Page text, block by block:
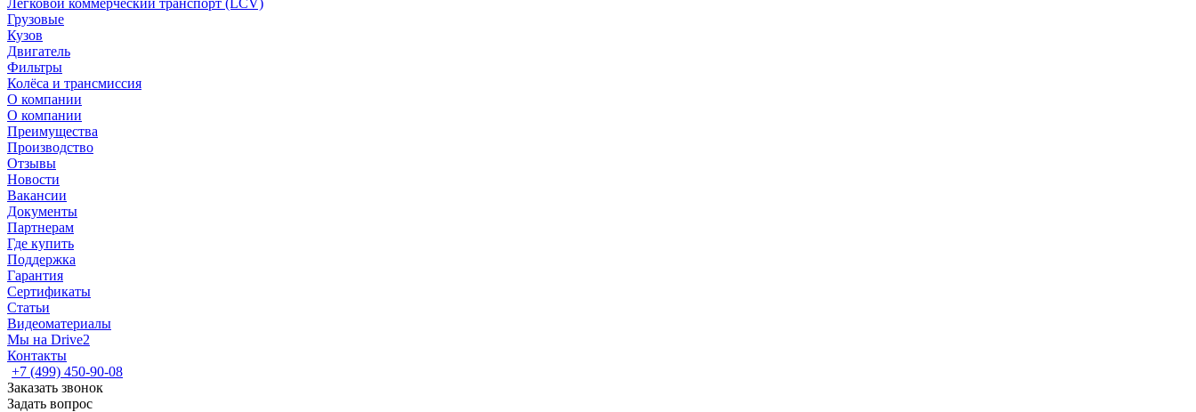
Легковой коммерческий транспорт (LCV)
Грузовые
Кузов
Двигатель
Фильтры
Колёса и трансмиссия
О компании
О компании
Преимущества
Производство
Отзывы
Новости
Вакансии
Документы
Партнерам
Где купить
Поддержка
Гарантия
Сертификаты
Статьи
Видеоматериалы
Мы на Drive2
Контакты
+7 (499) 450-90-08
Заказать звонок
Задать вопрос